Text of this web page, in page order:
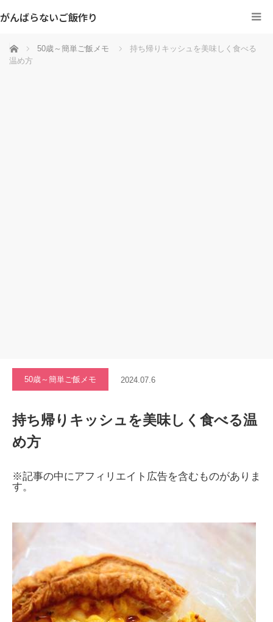
がんばらないご飯作り
ホーム 50歳～簡単ご飯メモ
持ち帰りキッシュを美味しく食べる
温め方
50歳～簡単ご飯メモ 2024.07.6
持ち帰りキッシュを美味しく食べる温
め方
※記事の中にアフィリエイト広告を含むものがありま
す。